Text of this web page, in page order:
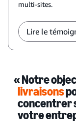
multi-sites.
Lire le
« Notre
livraisons
concentrer
votre